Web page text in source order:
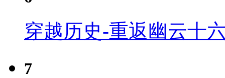
穿越历史-重返幽云十
7